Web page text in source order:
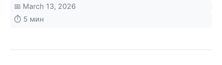
📅 March 13, 2026
⏱️ 5 мин